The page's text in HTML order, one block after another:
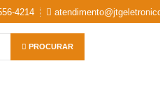
4214
PROCURAR